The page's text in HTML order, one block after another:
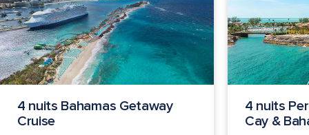
4 nuits Bahamas Getaway
Cruise
4 nuits
Cay &